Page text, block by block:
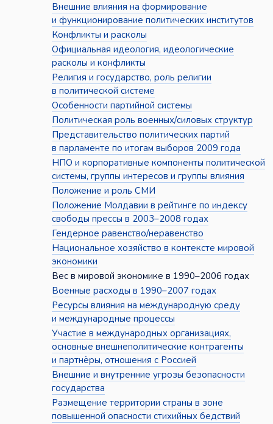
Внешние влияния на формирование
и функционирование политических институтов
Конфликты и расколы
Официальная идеология, идеологические
расколы и конфликты
Религия и государство, роль религии
в политической системе
Особенности партийной системы
Политическая роль военных/силовых структур
Представительство политических партий
в парламенте по итогам выборов 2009 года
НПО и корпоративные компоненты политической
системы, группы интересов и группы влияния
Положение и роль СМИ
Положение Молдавии в рейтинге по индексу
свободы прессы в 2003–2008 годах
Гендерное равенство/неравенство
Национальное хозяйство в контексте мировой
экономики
Вес в мировой экономике в 1990–2006 годах
Военные расходы в 1990–2007 годах
Ресурсы влияния на международную среду
и международные процессы
Участие в международных организациях,
основные внешнеполитические контрагенты
и партнёры, отношения с Россией
Внешние и внутренние угрозы безопасности
государства
Размещение территории страны в зоне
повышенной опасности стихийных бедствий